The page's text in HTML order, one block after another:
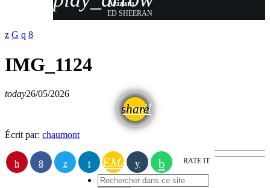
Azizam
ED SHEERAN
IMG_1124
today26/05/2026
share
email
Écrit par: chaumont
EMAIL RATE IT